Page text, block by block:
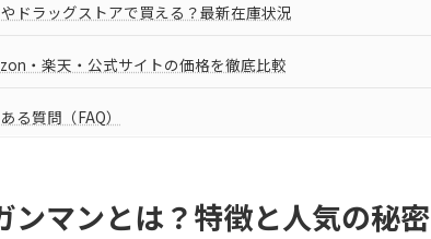
ドラッグストアで買える？最新在庫状況
・楽天・公式サイトの価格を徹底比較
る質問（FAQ）
ンマンとは？特徴と人気の秘密